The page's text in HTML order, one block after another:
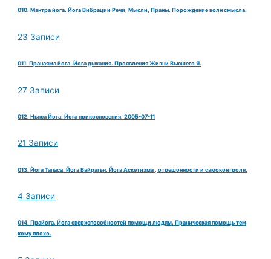
010. Мантра йога. Йога Вибрации Речи, Мысли, Праны. Порождение волн смысла.
23 Записи
011. Пранаяма йога. Йога дыхания. Проявления Жизни Высшего Я.
27 Записи
012. Ньяса Йога. Йога прикосновения. 2005-07-11
21 Записи
013. Йога Тапаса. Йога Вайрагья. Йога Аскетизма , отрешонности и самоконтроля.
4 Записи
014. Прайога. Йога сверхспособностей помощи людям. Праническая помощь тем
кому плохо.